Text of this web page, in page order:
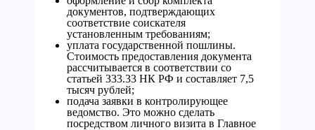
документов, подтверждающих
соответствие соискателя
установленным требованиям;
уплата государственной пошлины.
Стоимость предоставления документа
рассчитывается в соответствии со
статьей 333.33 НК РФ и составляет 7,5
тысяч рублей;
подача заявки в контролирующее
ведомство. Это можно сделать
посредством личного визита в Главное